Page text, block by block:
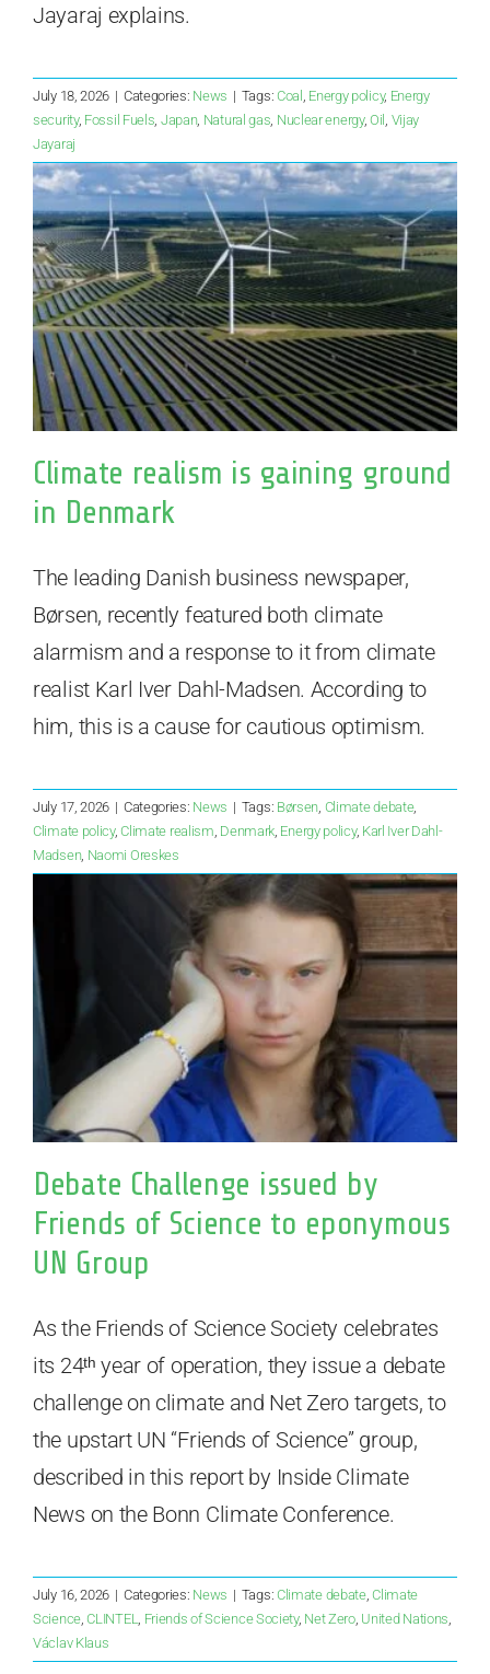
Jayaraj explains.
July 18, 2026 | Categories: News | Tags: Coal Energy policy, Energy
security, Fossil Fuels Japan, Natural gas Nuclear energy,Oil Vijay
Jayaraj
Climate realism is gaining ground
in Denmark
The leading Danish business newspaper,
Børsen, recently featured both climate
alarmism and a response to it from climate
realist Karl Iver Dahl-Madsen. According to
him, this is a cause for cautious optimism.
July 17, 2026 | Categories: News | Tags: Børsen Climate debate,
Climate policy,Climate realism Denmark Energy policy, Karl Iver Dahl-
Madsen, Naomi Oreskes
Debate Challenge issued by
Friends of Science to eponymous
UN Group
As the Friends of Science Society celebrates
its 24ᵗʰ year of operation, they issue a debate
challenge on climate and Net Zero targets, to
the upstart UN “Friends of Science” group,
described in this report by Inside Climate
News on the Bonn Climate Conference.
July 16, 2026 | Categories: News | Tags: Climate debate,Climate
Science,CLINTEL Friends of Science Society, Net Zero, United Nations
Václav Klaus